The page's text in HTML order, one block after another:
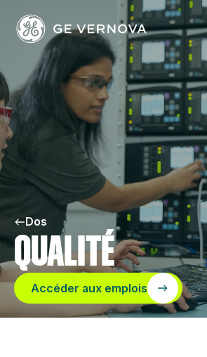
contenu
Dos
QUALITÉ
Accéder aux emplois